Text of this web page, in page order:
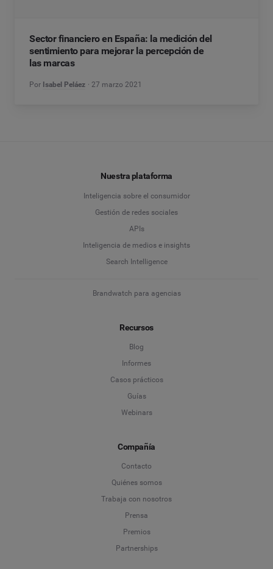
Sector financiero en España: la medición del
sentimiento para mejorar la percepción de
las marcas
Por Isabel Peláez 27 marzo 2021
Nuestra plataforma
Inteligencia sobre el consumidor
Gestión de redes sociales
APIs
Inteligencia de medios e insights
Search Intelligence
Brandwatch para agencias
Recursos
Blog
Informes
Casos prácticos
Guías
Webinars
Compañía
Contacto
Quiénes somos
Trabaja con nosotros
Prensa
Premios
Partnerships